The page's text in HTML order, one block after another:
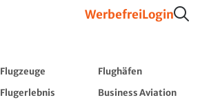
WerbefreiLogin
Flugzeuge
Flughäfen
Flugerlebnis
Business Aviation